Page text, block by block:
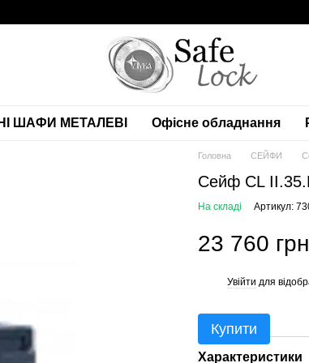
ШАФИ МЕТАЛЕВІ Офісне обладнання
Головна СЕЙФИ
Сейф CL
На складі Артикул:
23 760 грн
Увійти для
Купити
Характеристики